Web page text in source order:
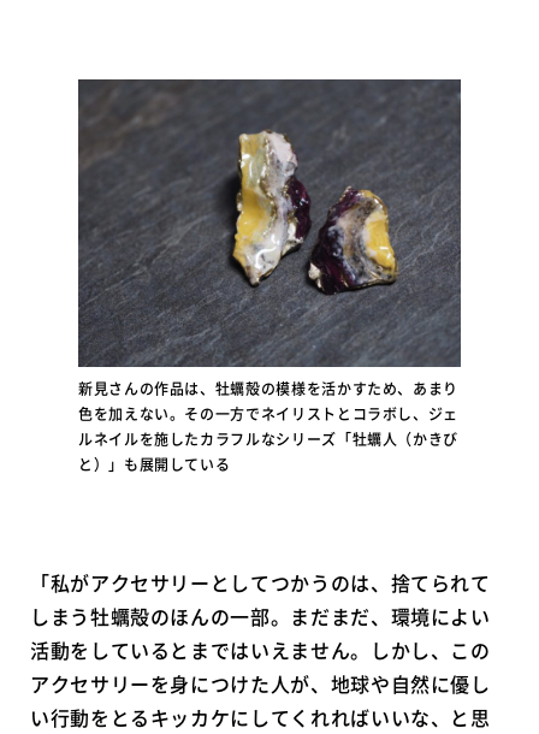
新見さんの作品は、牡蠣殻の模様を活かすため、あまり
色を加えない。その一方でネイリストとコラボし、ジェ
ルネイルを施したカラフルなシリーズ「牡蠣人（かきび
と）」も展開している
「私がアクセサリーとしてつかうのは、捨てられて
しまう牡蠣殻のほんの一部。まだまだ、環境によい
活動をしているとまではいえません。しかし、この
アクセサリーを身につけた人が、地球や自然に優し
い行動をとるキッカケにしてくれればいいな、と思